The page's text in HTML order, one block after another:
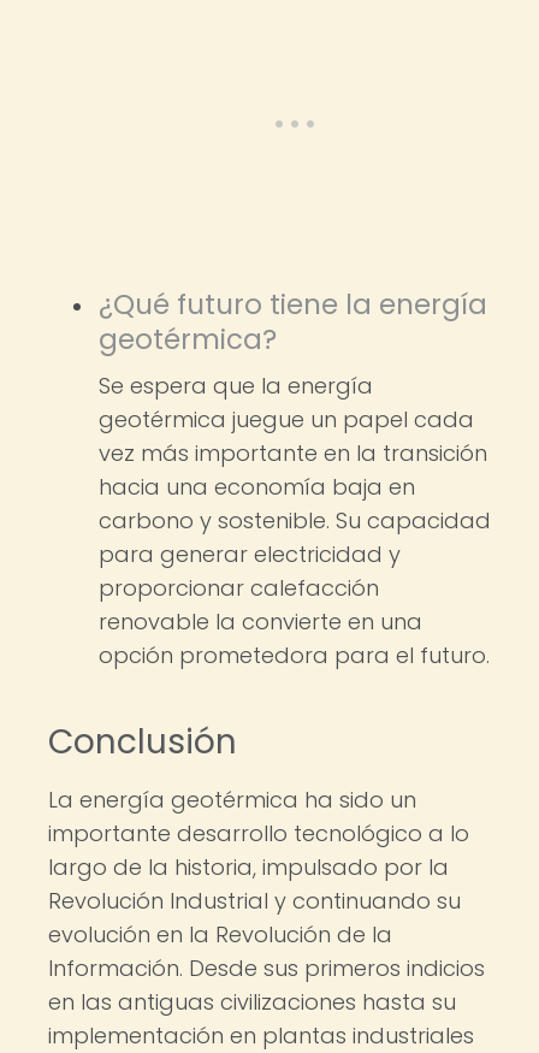
¿Qué futuro tiene la energía
geotérmica?
Se espera que la energía
geotérmica juegue un papel cada
vez más importante en la transición
hacia una economía baja en
carbono y sostenible. Su capacidad
para generar electricidad y
proporcionar calefacción
renovable la convierte en una
opción prometedora para el futuro.
Conclusión
La energía geotérmica ha sido un
importante desarrollo tecnológico a lo
largo de la historia, impulsado por la
Revolución Industrial y continuando su
evolución en la Revolución de la
Información. Desde sus primeros indicios
en las antiguas civilizaciones hasta su
implementación en plantas industriales